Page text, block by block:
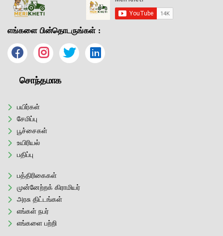
எங்களை பின்தொடருங்கள் :
சொந்தமாக
பயிர்கள்
சேமிப்பு
பூச்சைகள்
உயிரியல்
பதிப்பு
பத்திரிகைகள்
முன்னேற்றக் கிராமியர்
அரசு திட்டங்கள்
எங்கள் நபர்
எங்களை பற்றி